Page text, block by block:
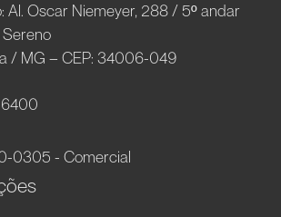
Al. Oscar Niemeyer, 288 / 5º andar
/ MG – CEP: 34006-049
6400
0305 - Comercial